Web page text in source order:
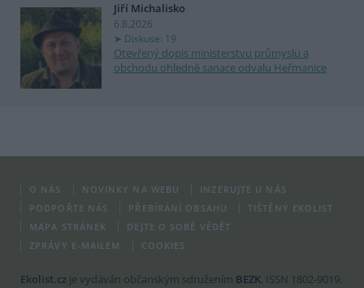
Jiří Michalisko
6.8.2026
Diskuse: 19
Otevřený dopis ministerstvu průmyslu a
obchodu ohledně sanace odvalu Heřmanice
O NÁS NOVINKY NA WEBU
INZERUJTE U NÁS
PODPOŘTE NÁS
PŘEBÍRÁNÍ OBSAHU
TIŠTĚNÝ EKOLIST
MAPA STRÁNEK
DEJTE O SOBĚ VĚDĚT
ZPRÁVY E-MAILEM
COOKIES
Ekolist.cz je vydáván občanským sdružením BEZK . ISSN 1802-9019.